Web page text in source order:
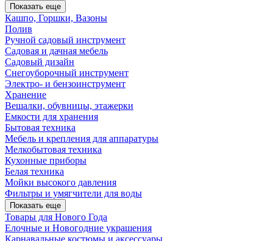
Показать еще
Кашпо, Горшки, Вазоны
Полив
Ручной садовый инструмент
Садовая и дачная мебель
Садовый дизайн
Снегоуборочный инструмент
Электро- и бензоинструмент
Хранение
Вешалки, обувницы, этажерки
Емкости для хранения
Бытовая техника
Мебель и крепления для аппаратуры
Мелкобытовая техника
Кухонные приборы
Белая техника
Мойки высокого давления
Фильтры и умягчители для воды
Показать еще
Товары для Нового Года
Елочные и Новогодние украшения
Карнавальные костюмы и аксессуары